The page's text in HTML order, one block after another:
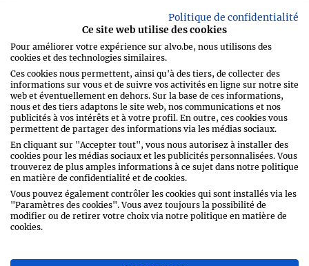
Faites griller les petits pains à burgers et
réservez-les.
Formez huit boulettes avec le haché de
bœuf. Faites bien chauffer 2 grandes
poêles. Ajoutez un filet d’huile
d’arachide. Déposez quatre boulettes de
viande dans chaque poêle et laissez-les
saisir brièvement. Écrasez-les au
Politique de confidentialité
Ce site web utilise des cookies
Pour améliorer votre expérience sur alvo.be, nous utilisons des
cookies et des technologies similaires.
Ces cookies nous permettent, ainsi qu'à des tiers, de collecter des
informations sur vous et de suivre vos activités en ligne sur notre site
web et éventuellement en dehors. Sur la base de ces informations,
nous et des tiers adaptons le site web, nos communications et nos
publicités à vos intérêts et à votre profil. En outre, ces cookies vous
permettent de partager des informations via les médias sociaux.
En cliquant sur "Accepter tout", vous nous autorisez à installer des
cookies pour les médias sociaux et les publicités personnalisées. Vous
trouverez de plus amples informations à ce sujet dans notre politique
en matière de confidentialité et de cookies.
Vous pouvez également contrôler les cookies qui sont installés via les
"Paramètres des cookies". Vous avez toujours la possibilité de
modifier ou de retirer votre choix via notre politique en matière de
cookies.